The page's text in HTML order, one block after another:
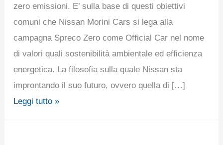
zero emissioni. E’ sulla base di questi obiettivi
comuni che Nissan Morini Cars si lega alla
campagna Spreco Zero come Official Car nel nome
di valori quali sostenibilità ambientale ed efficienza
energetica. La filosofia sulla quale Nissan sta
improntando il suo futuro, ovvero quella di […]
la
sua
Official
Car
Leggi tutto »